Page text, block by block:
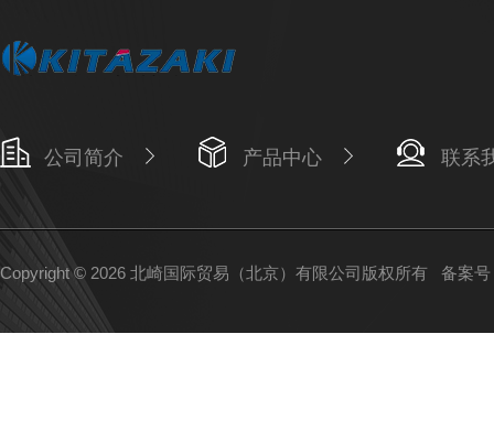
公司简介 产品中心 联系
Copyright © 2026 北崎国际贸易（北京）有限公司版权所有 备案号